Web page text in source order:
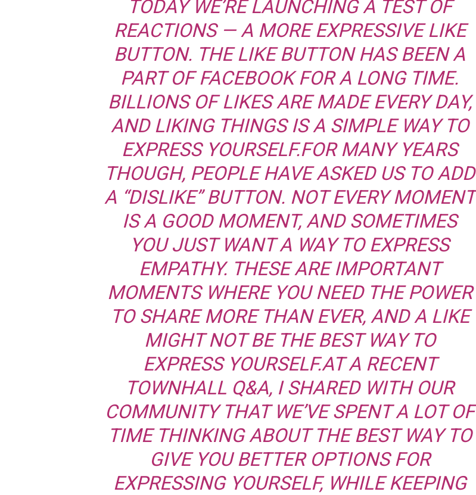
TODAY WE’RE LAUNCHING A TEST OF
REACTIONS — A MORE EXPRESSIVE LIKE
BUTTON. THE LIKE BUTTON HAS BEEN A
PART OF FACEBOOK FOR A LONG TIME.
BILLIONS OF LIKES ARE MADE EVERY DAY,
AND LIKING THINGS IS A SIMPLE WAY TO
EXPRESS YOURSELF.FOR MANY YEARS
THOUGH, PEOPLE HAVE ASKED US TO ADD
A “DISLIKE” BUTTON. NOT EVERY MOMENT
IS A GOOD MOMENT, AND SOMETIMES
YOU JUST WANT A WAY TO EXPRESS
EMPATHY. THESE ARE IMPORTANT
MOMENTS WHERE YOU NEED THE POWER
TO SHARE MORE THAN EVER, AND A LIKE
MIGHT NOT BE THE BEST WAY TO
EXPRESS YOURSELF.AT A RECENT
TOWNHALL Q&A, I SHARED WITH OUR
COMMUNITY THAT WE’VE SPENT A LOT OF
TIME THINKING ABOUT THE BEST WAY TO
GIVE YOU BETTER OPTIONS FOR
EXPRESSING YOURSELF, WHILE KEEPING